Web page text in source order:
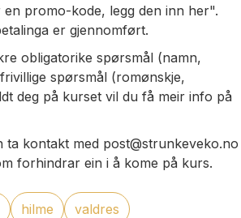
promo-kode, legg den inn her".
er gjennomført.
obligatorike spørsmål (namn,
spørsmål (romønskje,
deg på kurset vil du få meir info på
kontakt med post@strunkeveko.no
forhindrar ein i å kome på kurs.
hilme valdres